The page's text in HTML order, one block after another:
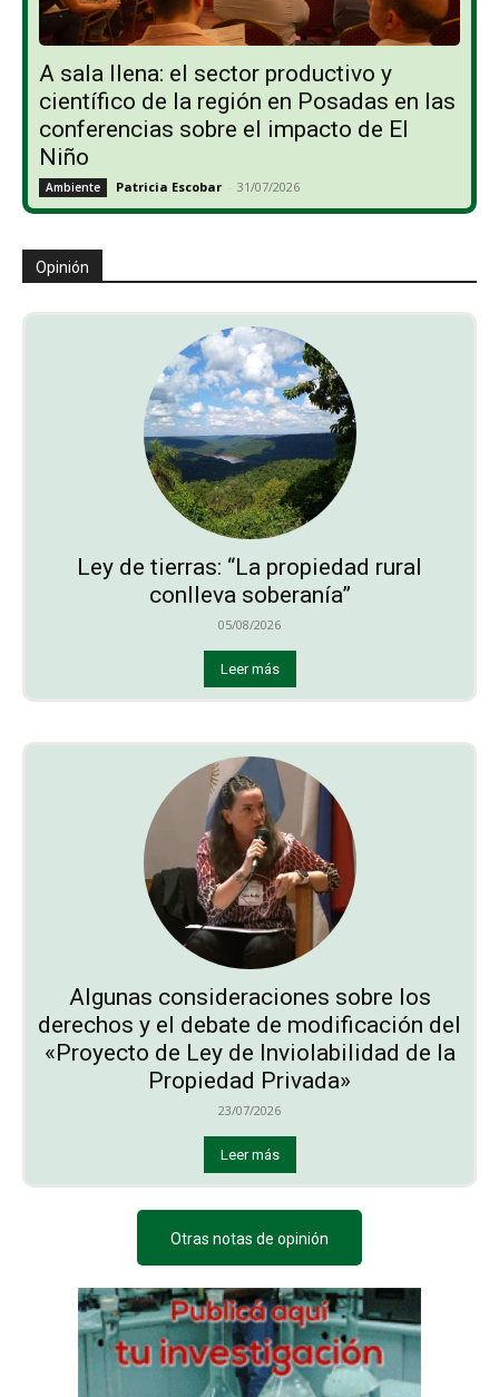
A sala llena: el sector productivo y
científico de la región en Posadas en las
conferencias sobre el impacto de El
Niño
Ambiente Patricia Escobar - 31/07/2026
Opinión
Ley de tierras: “La propiedad rural
conlleva soberanía”
05/08/2026
Leer más
Algunas consideraciones sobre los
derechos y el debate de modificación del
«Proyecto de Ley de Inviolabilidad de la
Propiedad Privada»
23/07/2026
Leer más
Otras notas de opinión